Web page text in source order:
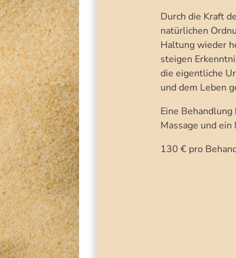
Durch die Kraft
natürlichen
Haltung wieder
steigen
die eigentliche
und dem Leben
Eine
Massage und ein
130 € pro